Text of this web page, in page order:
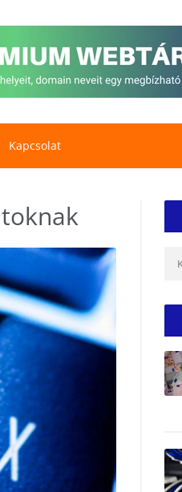
Kapcsolat